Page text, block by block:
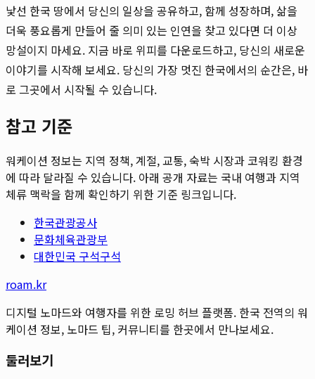
낯선 한국 땅에서 당신의 일상을 공유하고, 함께 성장하며, 삶을
더욱 풍요롭게 만들어 줄 의미 있는 인연을 찾고 있다면 더 이상
망설이지 마세요. 지금 바로 위피를 다운로드하고, 당신의 새로운
이야기를 시작해 보세요. 당신의 가장 멋진 한국에서의 순간은, 바
로 그곳에서 시작될 수 있습니다.
참고 기준
워케이션 정보는 지역 정책, 계절, 교통, 숙박 시장과 코워킹 환경
에 따라 달라질 수 있습니다. 아래 공개 자료는 국내 여행과 지역
체류 맥락을 함께 확인하기 위한 기준 링크입니다.
한국관광공사
문화체육관광부
대한민국 구석구석
roam.kr
디지털 노마드와 여행자를 위한 로밍 허브 플랫폼. 한국 전역의 워
케이션 정보, 노마드 팁, 커뮤니티를 한곳에서 만나보세요.
둘러보기